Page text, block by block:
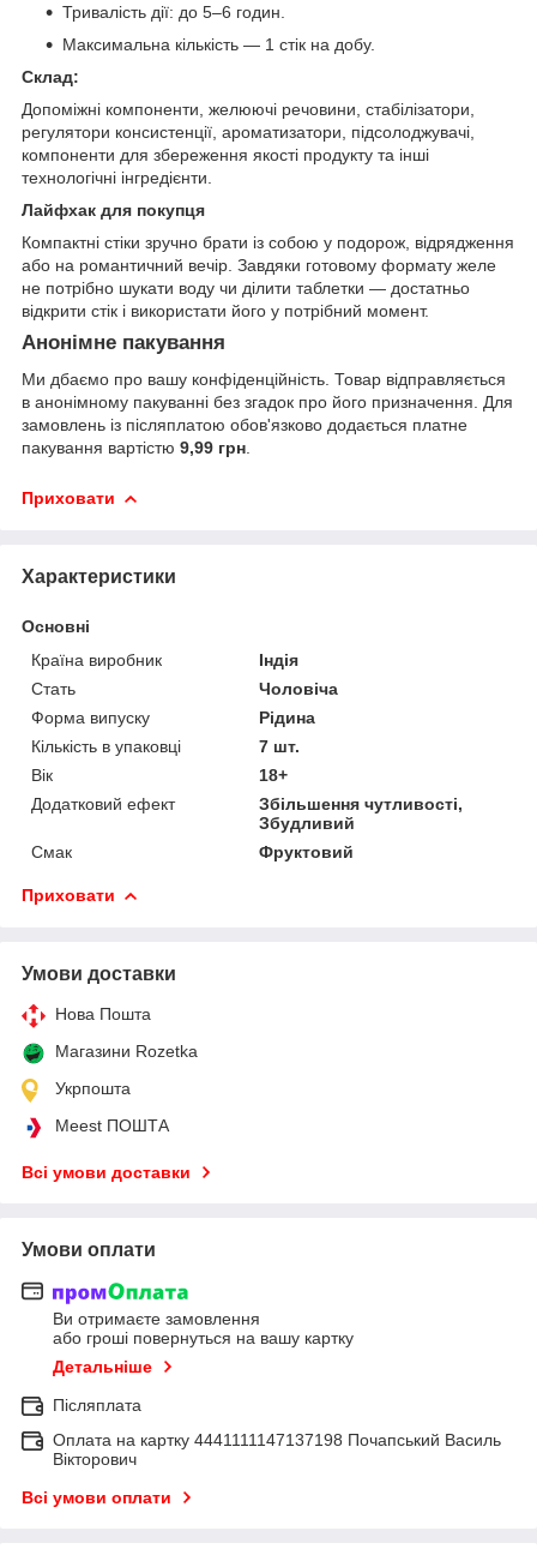
Тривалість дії: до 5–6 годин.
Максимальна кількість — 1 стік на добу.
Склад:
Допоміжні компоненти, желюючі речовини, стабілізатори,
регулятори консистенції, ароматизатори, підсолоджувачі,
компоненти для збереження якості продукту та інші
технологічні інгредієнти.
Лайфхак для покупця
Компактні стіки зручно брати із собою у подорож, відрядження
або на романтичний вечір. Завдяки готовому формату желе
не потрібно шукати воду чи ділити таблетки — достатньо
відкрити стік і використати його у потрібний момент.
Анонімне пакування
Ми дбаємо про вашу конфіденційність. Товар відправляється
в анонімному пакуванні без згадок про його призначення. Для
замовлень із післяплатою обов'язково додається платне
пакування вартістю 9,99 грн
Приховати
Характеристики
Основні
Країна виробник
Індія
Стать
Чоловіча
Форма випуску
Рідина
Кількість в упаковці
7 шт.
Вік
18+
Додатковий ефект
Збільшення чутливості,
Збудливий
Смак
Фруктовий
Приховати
Умови доставки
Нова Пошта
Магазини Rozetka
Укрпошта
Meest ПОШТА
Всі умови доставки
Умови оплати
Ви отримаєте замовлення
або гроші повернуться на вашу картку
Детальніше
Післяплата
Оплата на картку 4441111147137198 Почапський Василь
Вікторович
Всі умови оплати